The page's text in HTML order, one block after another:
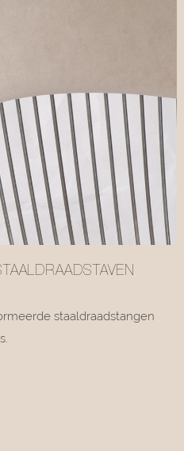
staaldraadstangen